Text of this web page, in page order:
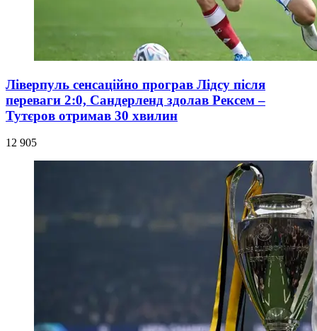
Ліверпуль сенсаційно програв Лідсу після
переваги 2:0, Сандерленд здолав Рексем –
Тутєров отримав 30 хвилин
12 905